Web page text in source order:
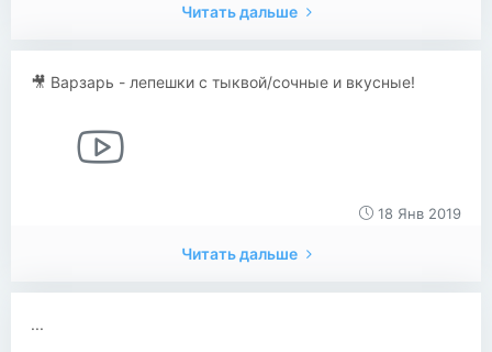
Читать дальше
🎥 Варзарь - лепешки с тыквой/сочные и вкусные!
18 Янв 2019
Читать дальше
...